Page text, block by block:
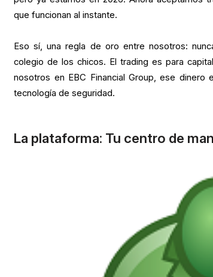
que funcionan al instante.
Eso sí, una regla de oro entre nosotros:
colegio de los chicos. El trading es para
nosotros en EBC Financial Group, ese
tecnología de seguridad.
La plataforma: Tu centro de